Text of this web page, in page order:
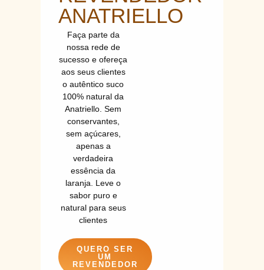
ANATRIELLO
Faça parte da
nossa rede de
sucesso e ofereça
aos seus clientes
o autêntico suco
100% natural da
Anatriello. Sem
conservantes,
sem açúcares,
apenas a
verdadeira
essência da
laranja. Leve o
sabor puro e
natural para seus
clientes
QUERO SER
UM
REVENDEDOR